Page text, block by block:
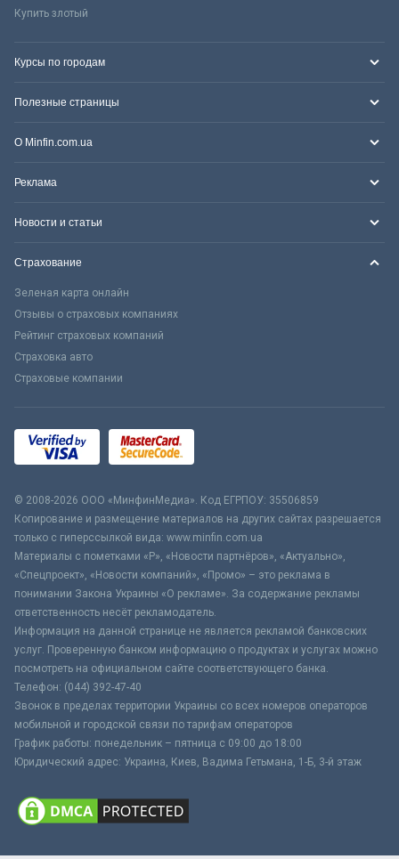
Купить злотый
Курсы по городам
Полезные страницы
О Minfin.com.ua
Реклама
Новости и статьи
Страхование
Зеленая карта онлайн
Отзывы о страховых компаниях
Рейтинг страховых компаний
Страховка авто
Страховые компании
© 2008-2026 ООО «МинфинМедиа». Код ЕГРПОУ: 35506859
Копирование и размещение материалов на других сайтах разрешается
только с гиперссылкой вида: www.minfin.com.ua
Материалы с пометками «Р», «Новости партнёров», «Актуально»,
«Спецпроект», «Новости компаний», «Промо» – это реклама в
понимании Закона Украины «О рекламе». За содержание рекламы
ответственность несёт рекламодатель.
Информация на данной странице не является рекламой банковских
услуг. Проверенную банком информацию о продуктах и услугах можно
посмотреть на официальном сайте соответствующего банка.
Телефон: (044) 392-47-40
Звонок в пределах территории Украины со всех номеров операторов
мобильной и городской связи по тарифам операторов
График работы: понедельник – пятница с 09:00 до 18:00
Юридический адрес: Украина, Киев, Вадима Гетьмана, 1-Б, 3-й этаж